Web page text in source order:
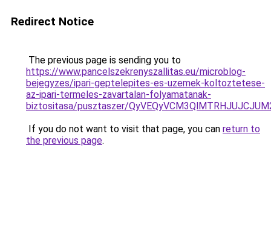
Redirect Notice
The previous page is sending you to
https://www.pancelszekrenyszallitas.eu/microblog-
bejegyzes/ipari-geptelepites-es-uzemek-koltoztetese-
az-ipari-termeles-zavartalan-folyamatanak-
biztositasa/pusztaszer/
If you do not want to visit that page, you can return to
the previous page.